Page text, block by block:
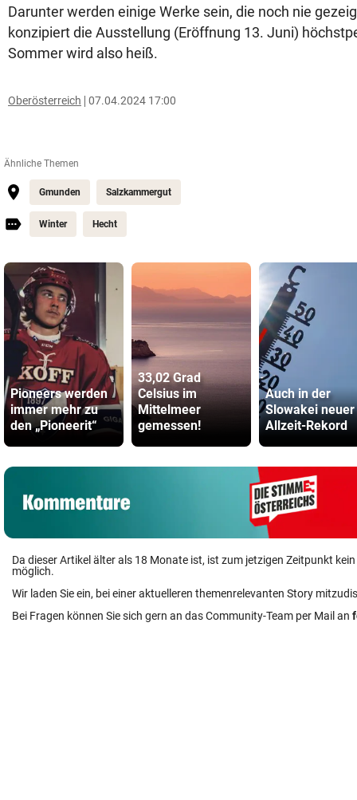
Darunter werden einige Werke sein, die noch nie
konzipiert die Ausstellung (Eröffnung 13. Juni)
Sommer wird also heiß.
Oberösterreich 07.04.2024 17:00
Ähnliche Themen
Gmunden Salzkammergut
Winter Hecht
Pioneers werden
immer mehr zu
den „Pioneerit“
33,02 Grad
Celsius im
Mittelmeer
gemessen!
Auch in der
Slowakei neuer
Allzeit-Rekord
Da dieser Artikel älter als 18 Monate ist, ist zum jetzigen Zeitpunkt
möglich.
Wir laden Sie ein, bei einer aktuelleren themenrelevanten Story
Bei Fragen können Sie sich gern an das Community-Team per Mail an